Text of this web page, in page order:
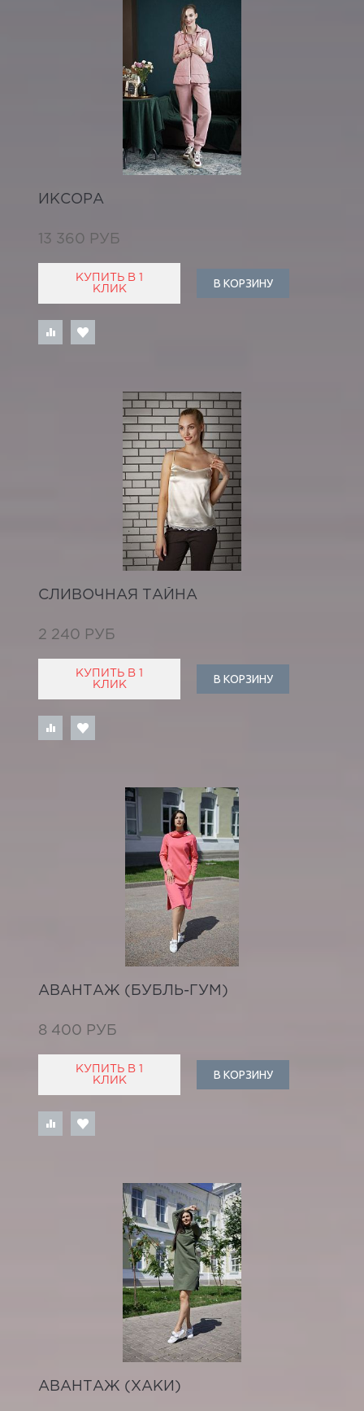
ИКСОРА
13 360 РУБ
КУПИТЬ В 1
КЛИК
В КОРЗИНУ
СЛИВОЧНАЯ ТАЙНА
2 240 РУБ
КУПИТЬ В 1
КЛИК
В КОРЗИНУ
АВАНТАЖ (БУБЛЬ-ГУМ)
8 400 РУБ
КУПИТЬ В 1
КЛИК
В КОРЗИНУ
АВАНТАЖ (ХАКИ)